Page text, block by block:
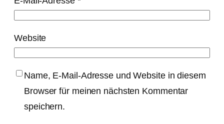
Website
Name, E-Mail-Adresse und Website in diesem
Browser für meinen nächsten Kommentar
speichern.